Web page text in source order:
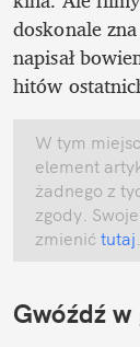
doskonale
napisał
hitów
W tym
element
żadnego z
zgody.
zmienić tutaj
Gwóźdź w